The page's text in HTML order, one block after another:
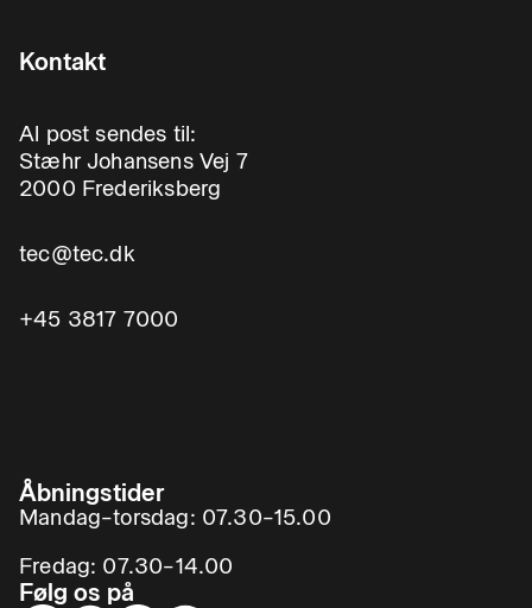
Kontakt
Al post sendes til:
Stæhr Johansens Vej 7
2000 Frederiksberg
tec@tec.dk
+45 3817 7000
Åbningstider
Mandag–torsdag: 07.30–15.00
Fredag: 07.30–14.00
Følg os på